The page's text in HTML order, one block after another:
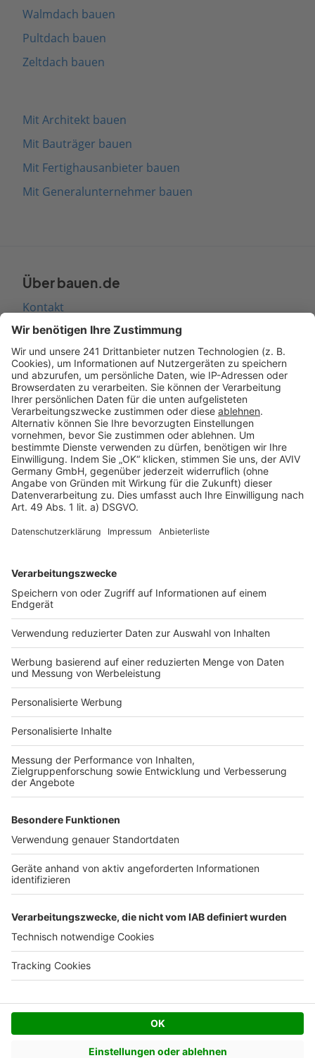
Walmdach bauen
Pultdach bauen
Zeltdach bauen
Mit Architekt bauen
Mit Bauträger bauen
Mit Fertighausanbieter bauen
Mit Generalunternehmer bauen
Über bauen.de
Kontakt
Seitenaufbau
Barrierefreiheit
Cookie Einstellungen
Rechtliches
AGB-Übersicht
Datenschutz
Impressum
Services
Bauprojekt-Quiz
Häuser-Suche
Hausanbieter-Suche
Bauprojekt-Profil
Für Unternehmen
Ihre Baufirma auf bauen.de
Kostenloses Infogespräch
© AVIV Germany GmbH - 2026
Facebook
Twitter